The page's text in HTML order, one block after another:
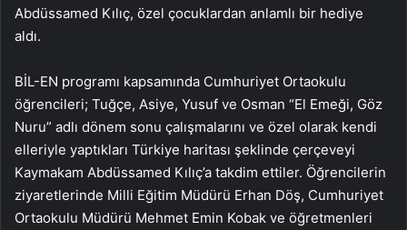
Abdüssamed Kılıç, özel çocuklardan anlamlı bir hediye
aldı.
BİL-EN programı kapsamında Cumhuriyet Ortaokulu
öğrencileri; Tuğçe, Asiye, Yusuf ve Osman “El Emeği, Göz
Nuru” adlı dönem sonu çalışmalarını ve özel olarak kendi
elleriyle yaptıkları Türkiye haritası şeklinde çerçeveyi
Kaymakam Abdüssamed Kılıç’a takdim ettiler. Öğrencilerin
ziyaretlerinde Milli Eğitim Müdürü Erhan Döş, Cumhuriyet
Ortaokulu Müdürü Mehmet Emin Kobak ve öğretmenleri